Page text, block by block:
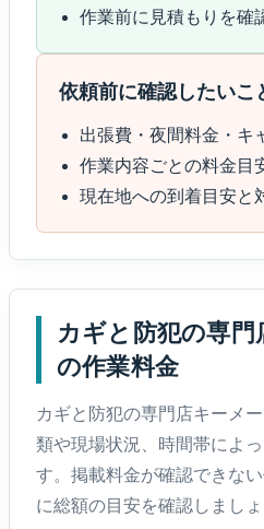
作業前に見積もりを確
依頼前に確認したいこ
出張費・夜間料金・キ
作業内容ごとの料金目
現在地への到着目安と
カギと防犯の専門
の作業料金
カギと防犯の専門店キーメ
類や現場状況、時間帯によ
す。掲載料金が確認できな
に総額の目安を確認しましょ